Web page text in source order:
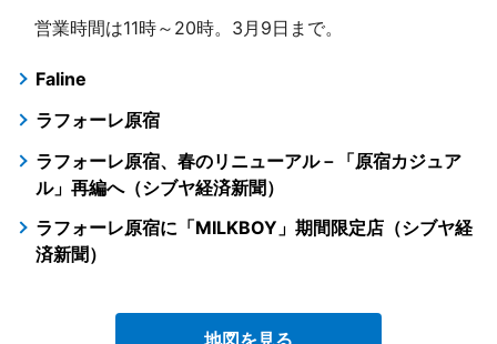
営業時間は11時～20時。3月9日まで。
Faline
ラフォーレ原宿
ラフォーレ原宿、春のリニューアル－「原宿カジュア
ル」再編へ（シブヤ経済新聞）
ラフォーレ原宿に「MILKBOY」期間限定店（シブヤ経
済新聞）